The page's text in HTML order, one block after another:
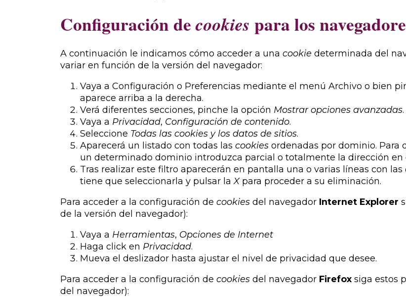
Configuración decookies para los
A continuación le indicamos cómo acceder a una cookie determinada del
variar en función de la versión del navegador:
Vaya a Configuración o Preferencias mediante el menú Archivo o bien
aparece arriba a la derecha.
Verá diferentes secciones, pinche la opción Mostrar opciones avanzadas.
Vaya a Privacidad, Configuración de contenido.
Seleccione Todas las cookies y los datos de sitios.
Aparecerá un listado con todas las cookies ordenadas por dominio. Para
un determinado dominio introduzca parcial o totalmente la dirección en
Tras realizar este filtro aparecerán en pantalla una o varias líneas con las
tiene que seleccionarla y pulsar laXpara proceder a su eliminación.
Para acceder a la configuración de cookies del navegador Internet Explorer
de la versión del navegador):
Vaya a Herramientas, Opciones de Internet
Haga click en Privacidad.
Mueva el deslizador hasta ajustar el nivel de privacidad que desee.
Para acceder a la configuración de cookies del navegador Firefox siga estos
del navegador):